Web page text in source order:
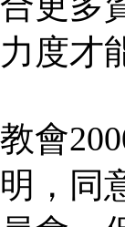
度才
會
，同